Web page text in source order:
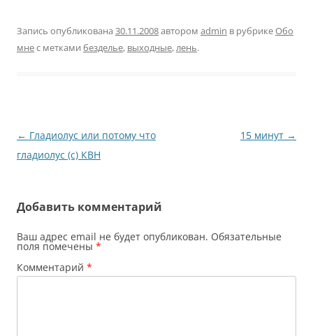
нюансы. Даже если ты…
декабря 2008 года, снег
льет как из ведра,
Запись опубликована 30.11.2008автором admin в рубрикеОбо
мнес метками безделье, выходные,лень.
Навигация
по
← Гладиолус или потому что
гладиолус (с) КВН
15 минут →
Добавить комментарий
Ваш адрес email не будет опубликован. Обязательные
поля помечены *
Комментарий *